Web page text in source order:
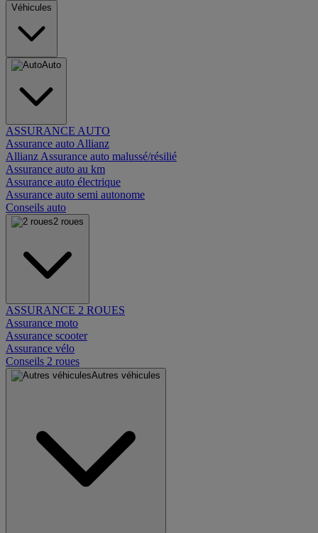
Véhicules
Auto
ASSURANCE AUTO
Assurance auto Allianz
Allianz Assurance auto malussé/résilié
Assurance auto au km
Assurance auto électrique
Assurance auto semi autonome
Conseils auto
2 roues
ASSURANCE 2 ROUES
Assurance moto
Assurance scooter
Assurance vélo
Conseils 2 roues
Autres véhicules